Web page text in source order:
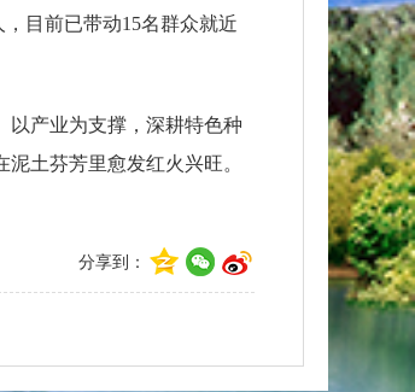
目前已带动15名群众就近
以产业为支撑，深耕特色种
土芬芳里愈发红火兴旺。
分享到：